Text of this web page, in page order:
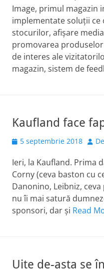
Image, primul magazin
implementate soluții
stocurilor, afișare
promovarea
de interes ale
magazin, sistem de
Kaufland face
Posted
5 septembrie 2018
Ieri, la Kaufland. Prima
Corny (ceva baston cu
Danonino, Leibniz,
nu îi mai satură
sponsori, dar și Read
Uite de-asta se